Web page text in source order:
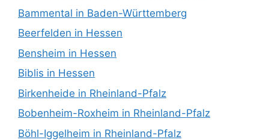
Bammental in Baden-Württemberg
Beerfelden in Hessen
Bensheim in Hessen
Biblis in Hessen
Birkenheide in Rheinland-Pfalz
Bobenheim-Roxheim in Rheinland-Pfalz
Böhl-Iggelheim in Rheinland-Pfalz